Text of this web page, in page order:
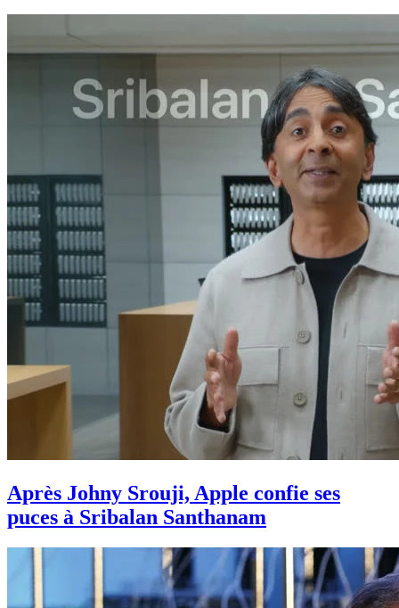
Après Johny Srouji, Apple confie ses
puces à Sribalan Santhanam